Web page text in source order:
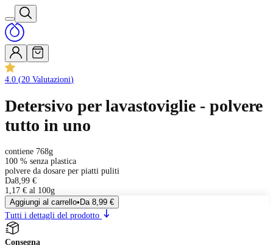
4.0 (20 Valutazioni)
Detersivo per lavastoviglie - polvere
tutto in uno
contiene 768g
100 % senza plastica
polvere da dosare per piatti puliti
Da8,99 €
1,17 € al 100g
Aggiungi al carrello•Da 8,99 €
Tutti i dettagli del prodotto
Consegna